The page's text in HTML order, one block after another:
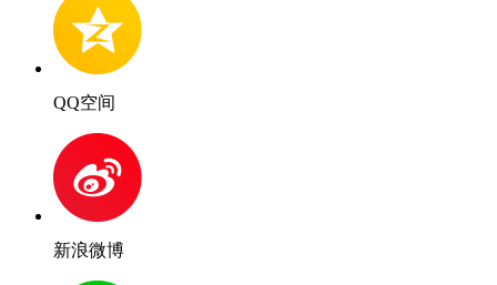
QQ空间
新浪微博